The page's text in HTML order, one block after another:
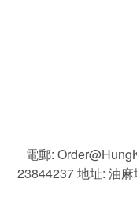
電郵:
23844237 地址: 油